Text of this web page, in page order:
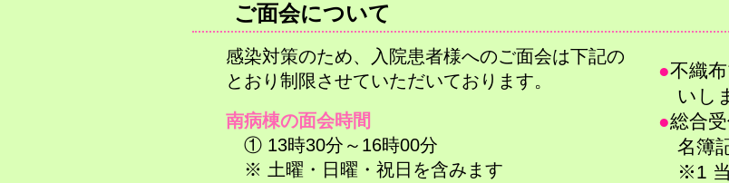
​ご面会について
感染対策のため、入院患者様へのご面会は下記の
とおり制限させていただいております。
南病棟の面会時間
① 13時30分～16時00分
※ 土曜・日曜・祝日を含みます
●不織
いし
●総合
名簿
※1 当